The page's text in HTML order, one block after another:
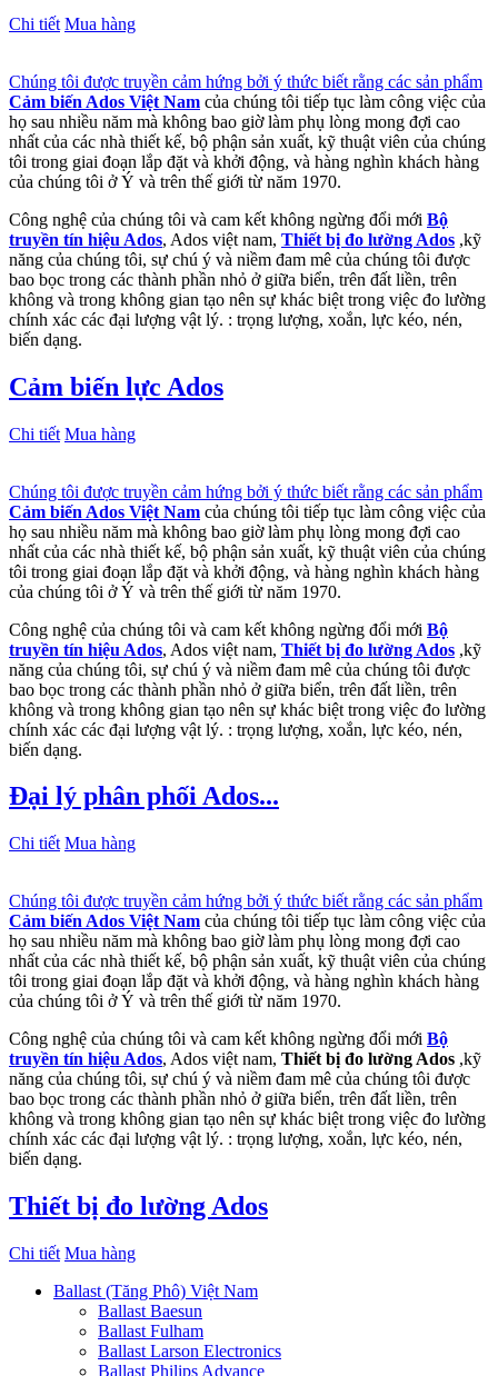
Chi tiết Mua hàng
Chúng tôi được truyền cảm hứng bởi ý thức biết rằng các sản phẩm
Cảm biến Ados Việt Nam của chúng tôi tiếp tục làm công việc của
họ sau nhiều năm mà không bao giờ làm phụ lòng mong đợi cao
nhất của các nhà thiết kế, bộ phận sản xuất, kỹ thuật viên của chúng
tôi trong giai đoạn lắp đặt và khởi động, và hàng nghìn khách hàng
của chúng tôi ở Ý và trên thế giới từ năm 1970.
Công nghệ của chúng tôi và cam kết không ngừng đổi mới Bộ
truyền tín hiệu Ados, Ados việt nam, Thiết bị đo lường Ados ,kỹ
năng của chúng tôi, sự chú ý và niềm đam mê của chúng tôi được
bao bọc trong các thành phần nhỏ ở giữa biển, trên đất liền, trên
không và trong không gian tạo nên sự khác biệt trong việc đo lường
chính xác các đại lượng vật lý. : trọng lượng, xoắn, lực kéo, nén,
biến dạng.
Cảm biến lực Ados
Chi tiết Mua hàng
Chúng tôi được truyền cảm hứng bởi ý thức biết rằng các sản phẩm
Cảm biến Ados Việt Nam của chúng tôi tiếp tục làm công việc của
họ sau nhiều năm mà không bao giờ làm phụ lòng mong đợi cao
nhất của các nhà thiết kế, bộ phận sản xuất, kỹ thuật viên của chúng
tôi trong giai đoạn lắp đặt và khởi động, và hàng nghìn khách hàng
của chúng tôi ở Ý và trên thế giới từ năm 1970.
Công nghệ của chúng tôi và cam kết không ngừng đổi mới Bộ
truyền tín hiệu Ados, Ados việt nam, Thiết bị đo lường Ados ,kỹ
năng của chúng tôi, sự chú ý và niềm đam mê của chúng tôi được
bao bọc trong các thành phần nhỏ ở giữa biển, trên đất liền, trên
không và trong không gian tạo nên sự khác biệt trong việc đo lường
chính xác các đại lượng vật lý. : trọng lượng, xoắn, lực kéo, nén,
biến dạng.
Đại lý phân phối Ados...
Chi tiết Mua hàng
Chúng tôi được truyền cảm hứng bởi ý thức biết rằng các sản phẩm
Cảm biến Ados Việt Nam của chúng tôi tiếp tục làm công việc của
họ sau nhiều năm mà không bao giờ làm phụ lòng mong đợi cao
nhất của các nhà thiết kế, bộ phận sản xuất, kỹ thuật viên của chúng
tôi trong giai đoạn lắp đặt và khởi động, và hàng nghìn khách hàng
của chúng tôi ở Ý và trên thế giới từ năm 1970.
Công nghệ của chúng tôi và cam kết không ngừng đổi mới Bộ
truyền tín hiệu Ados, Ados việt nam, Thiết bị đo lường Ados ,kỹ
năng của chúng tôi, sự chú ý và niềm đam mê của chúng tôi được
bao bọc trong các thành phần nhỏ ở giữa biển, trên đất liền, trên
không và trong không gian tạo nên sự khác biệt trong việc đo lường
chính xác các đại lượng vật lý. : trọng lượng, xoắn, lực kéo, nén,
biến dạng.
Thiết bị đo lường Ados
Chi tiết Mua hàng
Ballast (Tăng Phô) Việt Nam
Ballast Baesun
Ballast Fulham
Ballast Larson Electronics
Ballast Philips Advance